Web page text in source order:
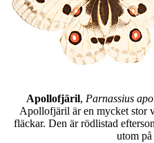
Apollofjäril, Parnassius
Apollofjäril är en mycket stor
fläckar. Den är rödlistad
utom